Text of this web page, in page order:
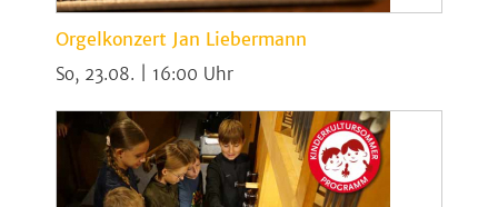
Orgelkonzert Jan Liebermann
So, 23.08. | 16:00